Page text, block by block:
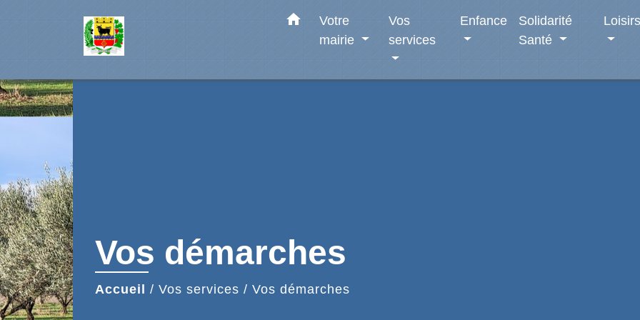
home
Votre
mairie
Vos
services
Enfance
Solidarité
Santé
Loisirs
Vos démarches
Accueil / Vos services / Vos démarches